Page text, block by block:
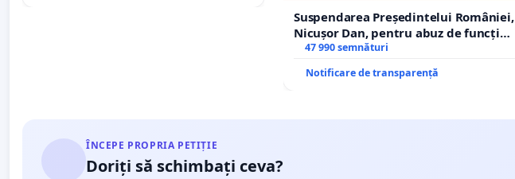
Suspendarea Președintelui României,
Nicușor Dan, pentru abuz de funcție
și discreditarea statului
47 990 semnături
Notificare de transparență
ÎNCEPE PROPRIA PETIȚIE
Doriți să schimbați ceva?